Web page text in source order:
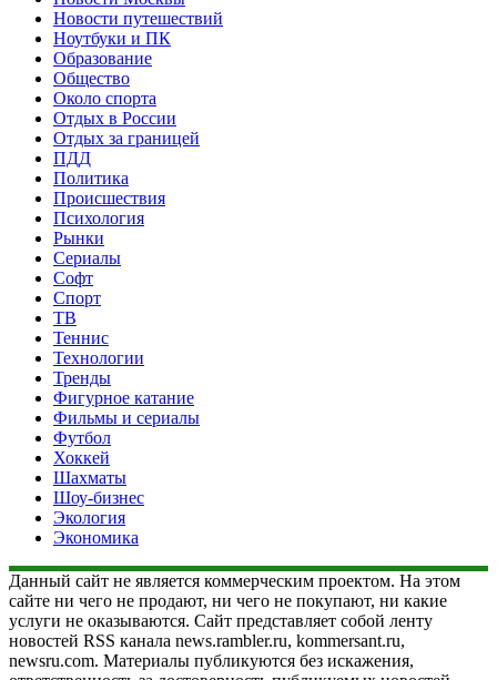
Новости путешествий
Ноутбуки и ПК
Образование
Общество
Около спорта
Отдых в России
Отдых за границей
ПДД
Политика
Происшествия
Психология
Рынки
Сериалы
Софт
Спорт
ТВ
Теннис
Технологии
Тренды
Фигурное катание
Фильмы и сериалы
Футбол
Хоккей
Шахматы
Шоу-бизнес
Экология
Экономика
Данный сайт не является коммерческим проектом. На этом
сайте ни чего не продают, ни чего не покупают, ни какие
услуги не оказываются. Сайт представляет собой ленту
новостей RSS канала news.rambler.ru, kommersant.ru,
newsru.com. Материалы публикуются без искажения,